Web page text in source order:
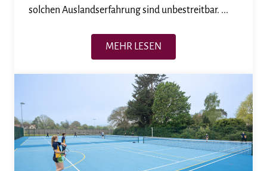
solchen Auslandserfahrung sind unbestreitbar. ...
MEHR LESEN